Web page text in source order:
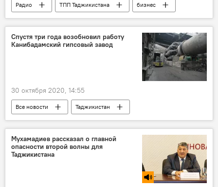
Радио ТПП Таджикистана
бизнес
Экономика
Таджикистан
Спустя три года возобновил работу
Канибадамский гипсовый завод
30 октября 2020, 14:55
Все новости
Таджикистан
Промышленность
Канибадам
Новости Худжанда и Согдийской области
Мухамадиев рассказал о главной
опасности второй волны для
Таджикистана